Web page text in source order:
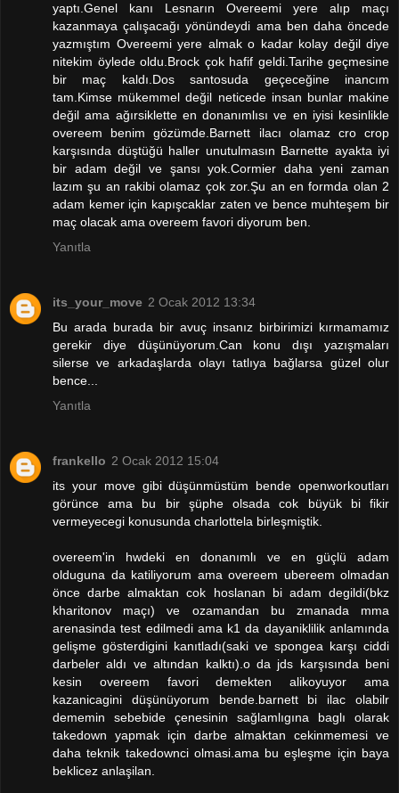
yaptı.Genel kanı Lesnarın Overeemi yere alıp maçı
kazanmaya çalışacağı yönündeydi ama ben daha öncede
yazmıştım Overeemi yere almak o kadar kolay değil diye
nitekim öylede oldu.Brock çok hafif geldi.Tarihe geçmesine
bir maç kaldı.Dos santosuda geçeceğine inancım
tam.Kimse mükemmel değil neticede insan bunlar makine
değil ama ağırsiklette en donanımlısı ve en iyisi kesinlikle
overeem benim gözümde.Barnett ilacı olamaz cro crop
karşısında düştüğü haller unutulmasın Barnette ayakta iyi
bir adam değil ve şansı yok.Cormier daha yeni zaman
lazım şu an rakibi olamaz çok zor.Şu an en formda olan 2
adam kemer için kapışcaklar zaten ve bence muhteşem bir
maç olacak ama overeem favori diyorum ben.
Yanıtla
its_your_move 2 Ocak 2012 13:34
Bu arada burada bir avuç insanız birbirimizi kırmamamız
gerekir diye düşünüyorum.Can konu dışı yazışmaları
silerse ve arkadaşlarda olayı tatlıya bağlarsa güzel olur
bence...
Yanıtla
frankello 2 Ocak 2012 15:04
its your move gibi düşünmüstüm bende openworkoutları
görünce ama bu bir şüphe olsada cok büyük bi fikir
vermeyecegi konusunda charlottela birleşmiştik.
overeem'in hwdeki en donanımlı ve en güçlü adam
olduguna da katiliyorum ama overeem ubereem olmadan
önce darbe almaktan cok hoslanan bi adam degildi(bkz
kharitonov maçı) ve ozamandan bu zmanada mma
arenasinda test edilmedi ama k1 da dayaniklilik anlamında
gelişme gösterdigini kanıtladı(saki ve spongea karşı ciddi
darbeler aldı ve altından kalktı).o da jds karşısında beni
kesin overeem favori demekten alikoyuyor ama
kazanicagini düşünüyorum bende.barnett bi ilac olabilr
dememin sebebide çenesinin sağlamlıgına baglı olarak
takedown yapmak için darbe almaktan cekinmemesi ve
daha teknik takedownci olmasi.ama bu eşleşme için baya
beklicez anlaşilan.